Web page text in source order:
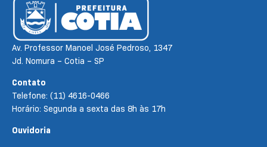
Av. Professor Manoel José Pedroso, 1347
Jd. Nomura – Cotia – SP
Contato
Telefone: (11) 4616-0466
Horário: Segunda a sexta das 8h às 17h
Ouvidoria